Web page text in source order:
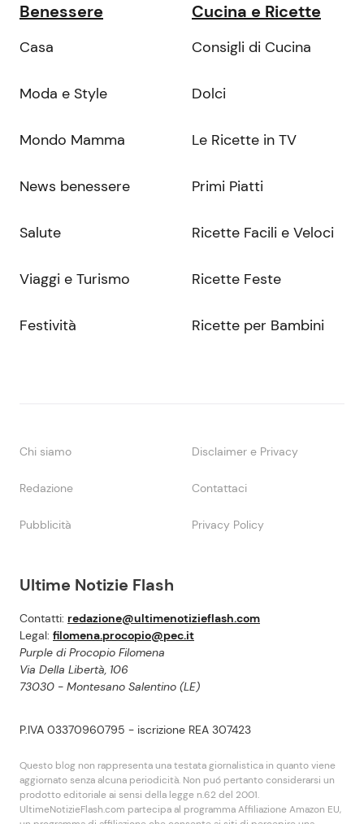
Ultime Notizie Flash
Contatti: redazione@ultimenotizieflash.com
Legal: filomena.procopio@pec.it
Purple di Procopio Filomena
Via Della Libertà, 106
73030 - Montesano Salentino (LE)
P.IVA 03370960795 - iscrizione REA 307423
Questo blog non rappresenta una testata giornalistica in quanto viene
aggiornato senza alcuna periodicità. Non puó pertanto considerarsi un
prodotto editoriale ai sensi della legge n.62 del 2001.
UltimeNotizieFlash.com partecipa al programma Affiliazione Amazon EU,
Benessere
Casa
Moda e Style
Mondo Mamma
News benessere
Salute
Viaggi e Turismo
Festività
Cucina e Ricette
Consigli di Cucina
Dolci
Le Ricette in TV
Primi Piatti
Ricette Facili e Veloci
Ricette Feste
Ricette per Bambini
Chi siamo Disclaimer e Privacy
Redazione Contattaci
Pubblicità Privacy Policy